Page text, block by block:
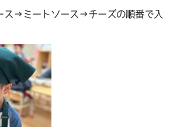
ス→ミートソース→チーズの順番で入